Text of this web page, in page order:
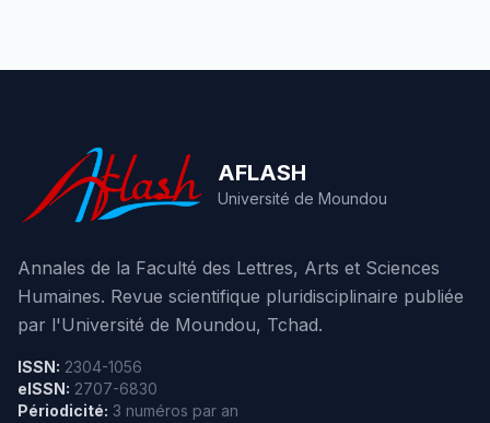
AFLASH
Université de Moundou
Annales de la Faculté des Lettres, Arts et Sciences
Humaines. Revue scientifique pluridisciplinaire publiée
par l'Université de Moundou, Tchad.
ISSN: 2304-1056
eISSN: 2707-6830
Périodicité: 3 numéros par an